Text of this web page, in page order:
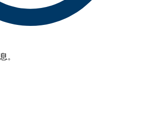
。